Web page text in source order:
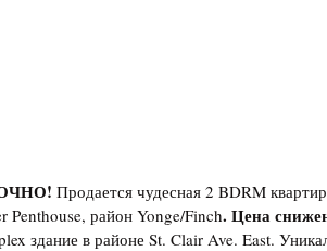
Продается чудесная 2 BDRM
Penthouse, район Yonge/Finch. Цена
здание в районе St. Clair Ave. East.